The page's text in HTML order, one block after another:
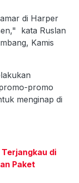
di Harper
kata Ruslan
Kamis
promo
menginap di
di
Paket